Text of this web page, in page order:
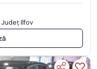
Ilfov